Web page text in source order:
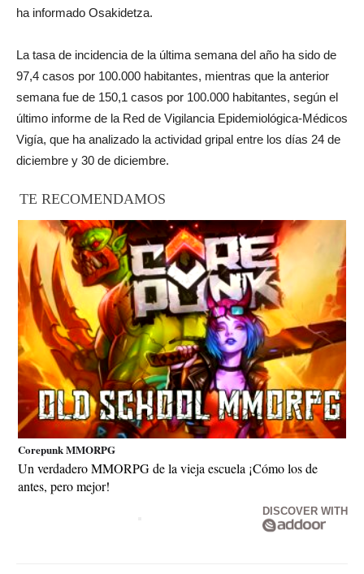
ha informado Osakidetza.
La tasa de incidencia de la última semana del año ha sido de
97,4 casos por 100.000 habitantes, mientras que la anterior
semana fue de 150,1 casos por 100.000 habitantes, según el
último informe de la Red de Vigilancia Epidemiológica-Médicos
Vigía, que ha analizado la actividad gripal entre los días 24 de
diciembre y 30 de diciembre.
TE RECOMENDAMOS
Corepunk MMORPG
Un verdadero MMORPG de la vieja escuela ¡Cómo los de
antes, pero mejor!
DISCOVER WITH